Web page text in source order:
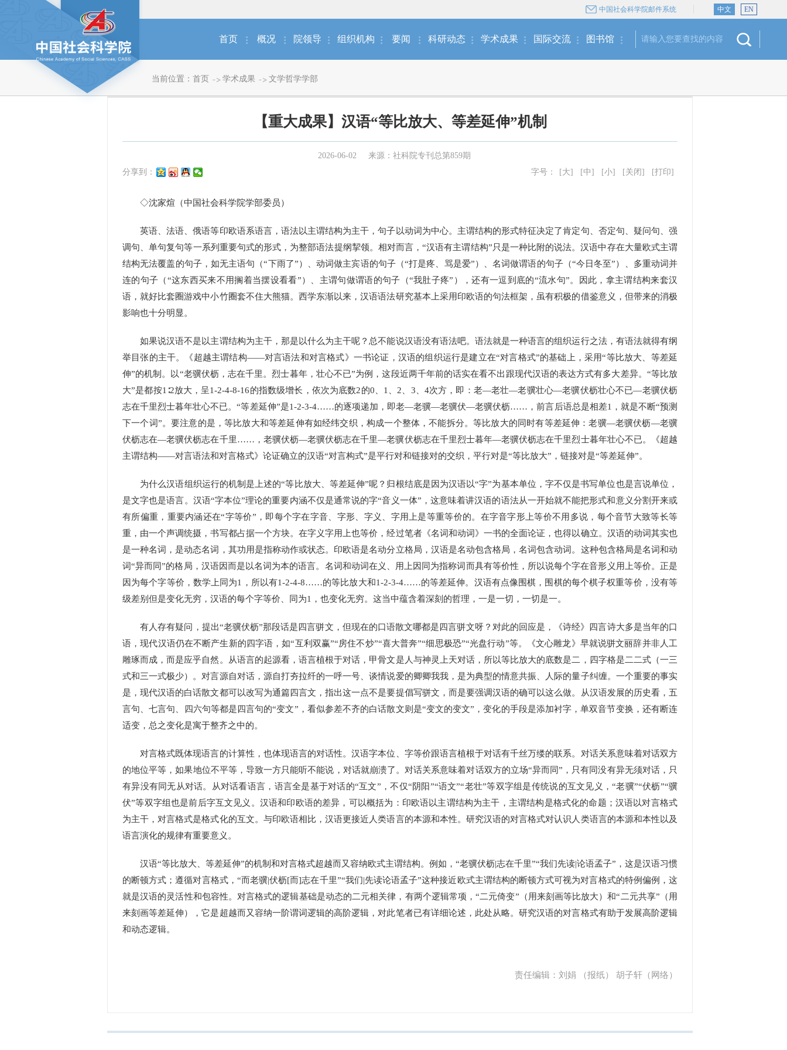
中国社会科学院邮件系统 中文 EN
首页 概况 院领导 组织机构 要闻 科研动态 学术成果 国际交流 图书馆
当前位置： 首页 学术成果 文学哲学学部
【重大成果】汉语“等比放大、等差延伸”机制
2026-06-02
来源：社科院专刊总第859期
分享到：
字号： [大] [中] [小] [关闭] [打印]
◇沈家煊（中国社会科学院学部委员）
英语、法语、俄语等印欧语系语言，语法以主谓结构为主干，句子以动词为中心。主谓结构的形式特征决定了肯定句、否定句、疑问句、强
调句、单句复句等一系列重要句式的形式，为整部语法提纲挈领。相对而言，“汉语有主谓结构”只是一种比附的说法。汉语中存在大量欧式主谓
结构无法覆盖的句子，如无主语句（“下雨了”）、动词做主宾语的句子（“打是疼、骂是爱”）、名词做谓语的句子（“今日冬至”）、多重动词并
连的句子（“这东西买来不用搁着当摆设看看”）、主谓句做谓语的句子（“我肚子疼”），还有一逗到底的“流水句”。因此，拿主谓结构来套汉
语，就好比套圈游戏中小竹圈套不住大熊猫。西学东渐以来，汉语语法研究基本上采用印欧语的句法框架，虽有积极的借鉴意义，但带来的消极
影响也十分明显。
如果说汉语不是以主谓结构为主干，那是以什么为主干呢？总不能说汉语没有语法吧。语法就是一种语言的组织运行之法，有语法就得有纲
举目张的主干。《超越主谓结构——对言语法和对言格式》一书论证，汉语的组织运行是建立在“对言格式”的基础上，采用“等比放大、等差延
伸”的机制。以“老骥伏枥，志在千里。烈士暮年，壮心不已”为例，这段近两千年前的话实在看不出跟现代汉语的表达方式有多大差异。“等比放
大”是都按1∶2放大，呈1-2-4-8-16的指数级增长，依次为底数2的0、1、2、3、4次方，即：老—老壮—老骥壮心—老骥伏枥壮心不已—老骥伏枥
志在千里烈士暮年壮心不已。“等差延伸”是1-2-3-4……的逐项递加，即老—老骥—老骥伏—老骥伏枥……，前言后语总是相差1，就是不断“预测
下一个词”。要注意的是，等比放大和等差延伸有如经纬交织，构成一个整体，不能拆分。等比放大的同时有等差延伸：老骥—老骥伏枥—老骥
伏枥志在—老骥伏枥志在千里……，老骥伏枥—老骥伏枥志在千里—老骥伏枥志在千里烈士暮年—老骥伏枥志在千里烈士暮年壮心不已。《超越
主谓结构——对言语法和对言格式》论证确立的汉语“对言构式”是平行对和链接对的交织，平行对是“等比放大”，链接对是“等差延伸”。
为什么汉语组织运行的机制是上述的“等比放大、等差延伸”呢？归根结底是因为汉语以“字”为基本单位，字不仅是书写单位也是言说单位，
是文字也是语言。汉语“字本位”理论的重要内涵不仅是通常说的字“音义一体”，这意味着讲汉语的语法从一开始就不能把形式和意义分割开来或
有所偏重，重要内涵还在“字等价”，即每个字在字音、字形、字义、字用上是等重等价的。在字音字形上等价不用多说，每个音节大致等长等
重，由一个声调统摄，书写都占据一个方块。在字义字用上也等价，经过笔者《名词和动词》一书的全面论证，也得以确立。汉语的动词其实也
是一种名词，是动态名词，其功用是指称动作或状态。印欧语是名动分立格局，汉语是名动包含格局，名词包含动词。这种包含格局是名词和动
词“异而同”的格局，汉语因而是以名词为本的语言。名词和动词在义、用上因同为指称词而具有等价性，所以说每个字在音形义用上等价。正是
因为每个字等价，数学上同为1，所以有1-2-4-8……的等比放大和1-2-3-4……的等差延伸。汉语有点像围棋，围棋的每个棋子权重等价，没有等
级差别但是变化无穷，汉语的每个字等价、同为1，也变化无穷。这当中蕴含着深刻的哲理，一是一切，一切是一。
有人存有疑问，提出“老骥伏枥”那段话是四言骈文，但现在的口语散文哪都是四言骈文呀？对此的回应是，《诗经》四言诗大多是当年的口
语，现代汉语仍在不断产生新的四字语，如“互利双赢”“房住不炒”“喜大普奔”“细思极恐”“光盘行动”等。《文心雕龙》早就说骈文丽辞并非人工
雕琢而成，而是应乎自然。从语言的起源看，语言植根于对话，甲骨文是人与神灵上天对话，所以等比放大的底数是二，四字格是二二式（一三
式和三一式极少）。对言源自对话，源自打夯拉纤的一呼一号、谈情说爱的卿卿我我，是为典型的情意共振、人际的量子纠缠。一个重要的事实
是，现代汉语的白话散文都可以改写为通篇四言文，指出这一点不是要提倡写骈文，而是要强调汉语的确可以这么做。从汉语发展的历史看，五
言句、七言句、四六句等都是四言句的“变文”，看似参差不齐的白话散文则是“变文的变文”，变化的手段是添加衬字，单双音节变换，还有断连
适变，总之变化是寓于整齐之中的。
对言格式既体现语言的计算性，也体现语言的对话性。汉语字本位、字等价跟语言植根于对话有千丝万缕的联系。对话关系意味着对话双方
的地位平等，如果地位不平等，导致一方只能听不能说，对话就崩溃了。对话关系意味着对话双方的立场“异而同”，只有同没有异无须对话，只
有异没有同无从对话。从对话看语言，语言全是基于对话的“互文”，不仅“阴阳”“语文”“老壮”等双字组是传统说的互文见义，“老骥”“伏枥”“骥
伏”等双字组也是前后字互文见义。汉语和印欧语的差异，可以概括为：印欧语以主谓结构为主干，主谓结构是格式化的命题；汉语以对言格式
为主干，对言格式是格式化的互文。与印欧语相比，汉语更接近人类语言的本源和本性。研究汉语的对言格式对认识人类语言的本源和本性以及
语言演化的规律有重要意义。
汉语“等比放大、等差延伸”的机制和对言格式超越而又容纳欧式主谓结构。例如，“老骥伏枥|志在千里”“我们先读|论语孟子”，这是汉语习惯
的断顿方式；遵循对言格式，“而老骥|伏枥[而]志在千里”“我们|先读论语孟子”这种接近欧式主谓结构的断顿方式可视为对言格式的特例偏例，这
就是汉语的灵活性和包容性。对言格式的逻辑基础是动态的二元相关律，有两个逻辑常项，“二元倚变”（用来刻画等比放大）和“二元共享”（用
来刻画等差延伸），它是超越而又容纳一阶谓词逻辑的高阶逻辑，对此笔者已有详细论述，此处从略。研究汉语的对言格式有助于发展高阶逻辑
和动态逻辑。
责任编辑：刘娟 （报纸） 胡子轩（网络）